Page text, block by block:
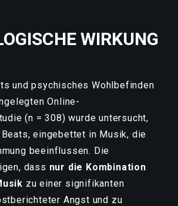
WIRKUNG
und psychisches Wohlbefinden
Online-
(n = 308) wurde untersucht,
eingebettet in Musik, die
beeinflussen. Die
dass nur die Kombination
zu einer signifikanten
Angst und zu